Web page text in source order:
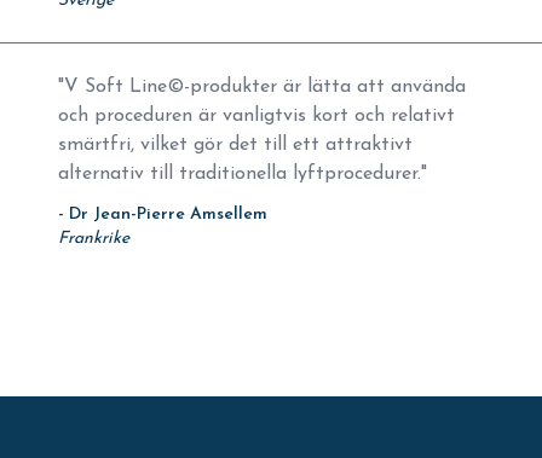
"V Soft Line©-produkter är lätta att använda
och proceduren är vanligtvis kort och relativt
smärtfri, vilket gör det till ett attraktivt
alternativ till traditionella lyftprocedurer."
- Dr Jean-Pierre Amsellem
Frankrike